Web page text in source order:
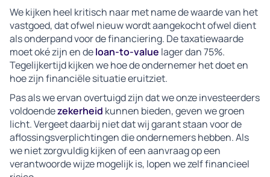
We kijken heel kritisch naar met name de waarde van het
vastgoed, dat ofwel nieuw wordt aangekocht ofwel dient
als onderpand voor de financiering. De taxatiewaarde
moet oké zijn en deloan-to-value lager dan 75%.
Tegelijkertijd kijken we hoe de ondernemer het doet en
hoe zijn financiële situatie eruitziet.
Pas als we ervan overtuigd zijn dat we onze investeerders
voldoendezekerheid kunnen bieden, geven we groen
licht. Vergeet daarbij niet dat wij garant staan voor de
aflossingsverplichtingen die ondernemers hebben. Als
we niet zorgvuldig kijken of een aanvraag op een
verantwoorde wijze mogelijk is, lopen we zelf financieel